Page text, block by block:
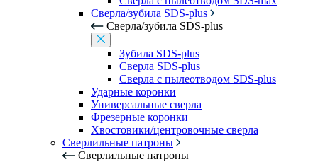
Сверла/зубила SDS-plus
Сверла/зубила SDS-plus
Зубила SDS-plus
Сверла SDS-plus
Сверла с пылеотводом SDS-plus
Ударные коронки
Универсальные сверла
Фрезерные коронки
Хвостовики/центровочные сверла
Сверлильные патроны
Сверлильные патроны